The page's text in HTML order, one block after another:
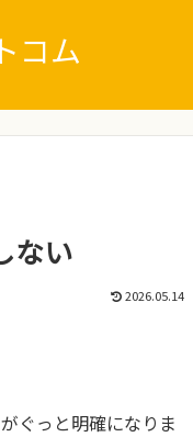
コム
ない
2026.05.14
ぐっと明確になりま